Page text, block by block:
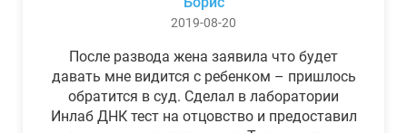
2019-08-20
После развода жена заявила что будет
давать мне видится с ребенком – пришлось
обратится в суд. Сделал в лаборатории
Инлаб ДНК тест на отцовство и предоставил